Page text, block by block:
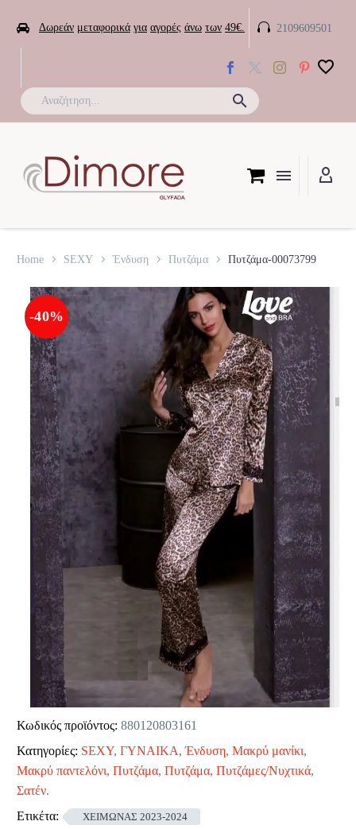
 Δωρεάν μεταφορικά για αγορές άνω των 49€. 
 2109609501
Home SEXY Ένδυση Πυτζάμα Πυτζάμα-00073799
-40%
Κωδικός προϊόντος: 880120803161
Κατηγορίες: SEXY, ΓΥΝΑΙΚΑ,Ένδυση, Μακρύ μανίκι,
Μακρύ παντελόνι, Πυτζάμα, Πυτζάμα, Πυτζάμες/Νυχτικά,
Σατέν.
Ετικέτα:
ΧΕΙΜΩΝΑΣ 2023-2024